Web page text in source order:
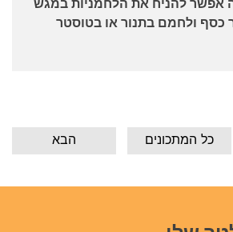
כסף ולחמם בתנור או בטוסטר
הבא כל המתכונים